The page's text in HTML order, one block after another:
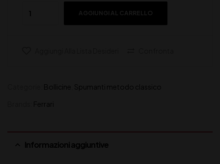
AGGIUNGI AL CARRELLO
Bollicine Spumanti metodo classico
Ferrari
Informazioni aggiuntive